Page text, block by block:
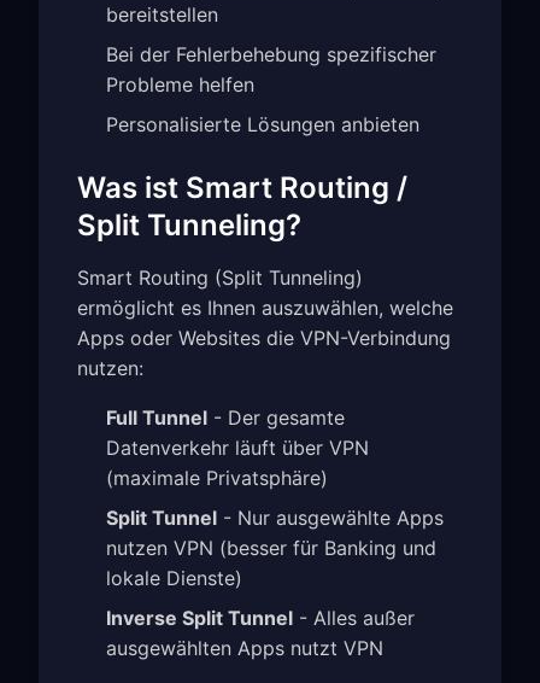
bereitstellen
Bei der Fehlerbehebung spezifischer
Probleme helfen
Personalisierte Lösungen anbieten
Was ist Smart Routing /
Split Tunneling?
Smart Routing (Split Tunneling)
ermöglicht es Ihnen auszuwählen, welche
Apps oder Websites die VPN-Verbindung
nutzen:
Full Tunnel - Der gesamte
Datenverkehr läuft über VPN
(maximale Privatsphäre)
Split Tunnel - Nur ausgewählte Apps
nutzen VPN (besser für Banking und
lokale Dienste)
Inverse Split Tunnel - Alles außer
ausgewählten Apps nutzt VPN